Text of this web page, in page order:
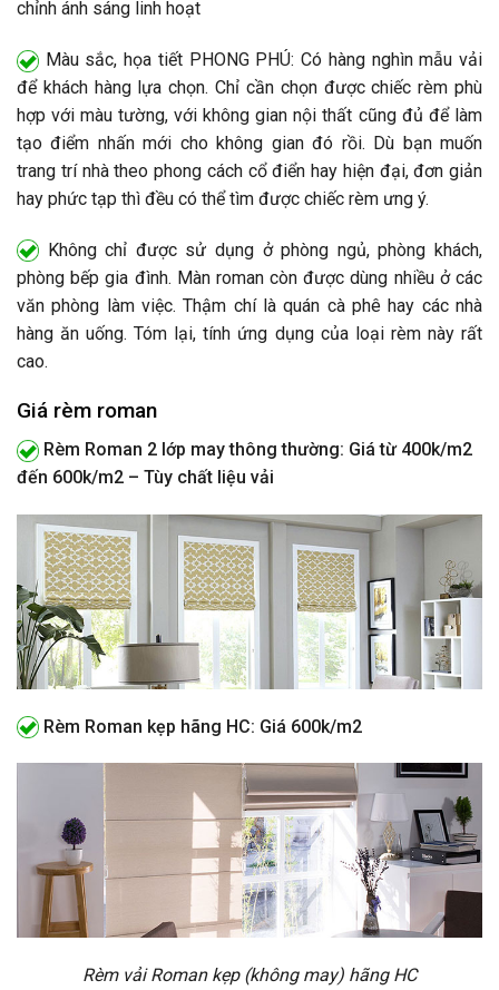
chỉnh ánh sáng linh hoạt
Màu sắc, họa tiết PHONG PHÚ: Có hàng nghìn mẫu vải
để khách hàng lựa chọn. Chỉ cần chọn được chiếc rèm phù
hợp với màu tường, với không gian nội thất cũng đủ để làm
tạo điểm nhấn mới cho không gian đó rồi. Dù bạn muốn
trang trí nhà theo phong cách cổ điển hay hiện đại, đơn giản
hay phức tạp thì đều có thể tìm được chiếc rèm ưng ý.
Không chỉ được sử dụng ở phòng ngủ, phòng khách,
phòng bếp gia đình. Màn roman còn được dùng nhiều ở các
văn phòng làm việc. Thậm chí là quán cà phê hay các nhà
hàng ăn uống. Tóm lại, tính ứng dụng của loại rèm này rất
cao.
Giá rèm roman
Rèm Roman 2 lớp may thông thường: Giá từ 400k/m2
đến 600k/m2 – Tùy chất liệu vải
Rèm Roman kẹp hãng HC: Giá 600k/m2
Rèm vải Roman kẹp (không may) hãng HC